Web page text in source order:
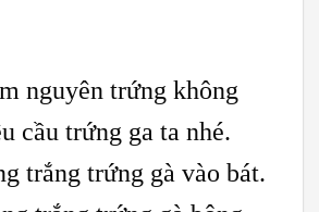
nguyên trứng không
cầu trứng ga ta nhé.
trắng trứng gà vào bát.